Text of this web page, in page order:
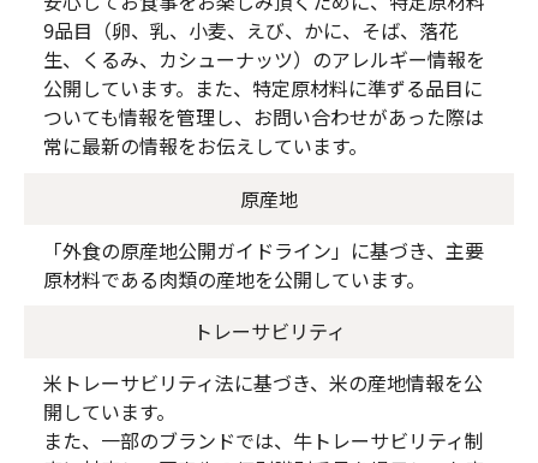
9品目（卵、乳、小麦、えび、かに、そば、落花
生、くるみ、カシューナッツ）のアレルギー情報を
公開しています。また、特定原材料に準ずる品目に
ついても情報を管理し、お問い合わせがあった際は
常に最新の情報をお伝えしています。
原産地
「外食の原産地公開ガイドライン」に基づき、主要
原材料である肉類の産地を公開しています。
トレーサビリティ
米トレーサビリティ法に基づき、米の産地情報を公
開しています。
また、一部のブランドでは、牛トレーサビリティ制